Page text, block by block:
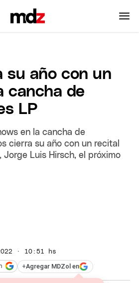
su año con un
cancha de
LP
en la cancha de
cierra su año con un recital
Jorge Luis Hirsch, el próximo
· 10:51 hs
+Agregar MDZol en